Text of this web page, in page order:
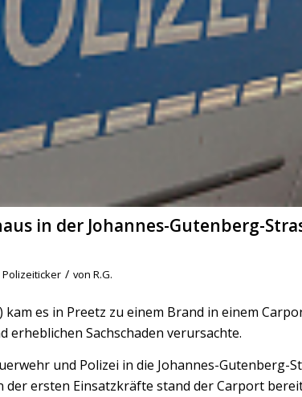
in der Johannes-Gutenberg-
Polizeiticker / von R.G.
es in Preetz zu einem Brand in einem
Sachschaden verursachte.
und Polizei in die Johannes-Gutenberg-
der ersten Einsatzkräfte stand der Carport